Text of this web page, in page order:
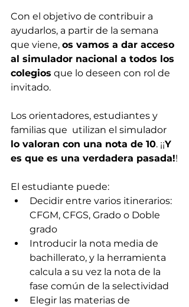
Con el objetivo de contribuir a
ayudarlos, a partir de la semana
que viene, os vamos a dar acceso
al simulador nacional a todos los
colegios que lo deseen con rol de
invitado.
Los orientadores, estudiantes y
familias que  utilizan el simulador
lo valoran con una nota de 10. ¡¡Y
es que es una verdadera pasada!!
El estudiante puede:
Decidir entre varios itinerarios:
CFGM, CFGS, Grado o Doble
grado
Introducir la nota media de
bachillerato, y la herramienta
calcula a su vez la nota de la
fase común de la selectividad
Elegir las materias de